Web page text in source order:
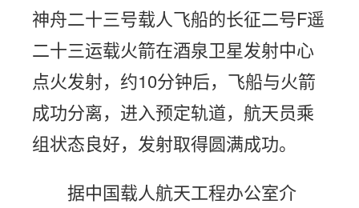
神舟二十三号载人飞船的长征二号F遥
二十三运载火箭在酒泉卫星发射中心
点火发射，约10分钟后，飞船与火箭
成功分离，进入预定轨道，航天员乘
组状态良好，发射取得圆满成功。
据中国载人航天工程办公室介